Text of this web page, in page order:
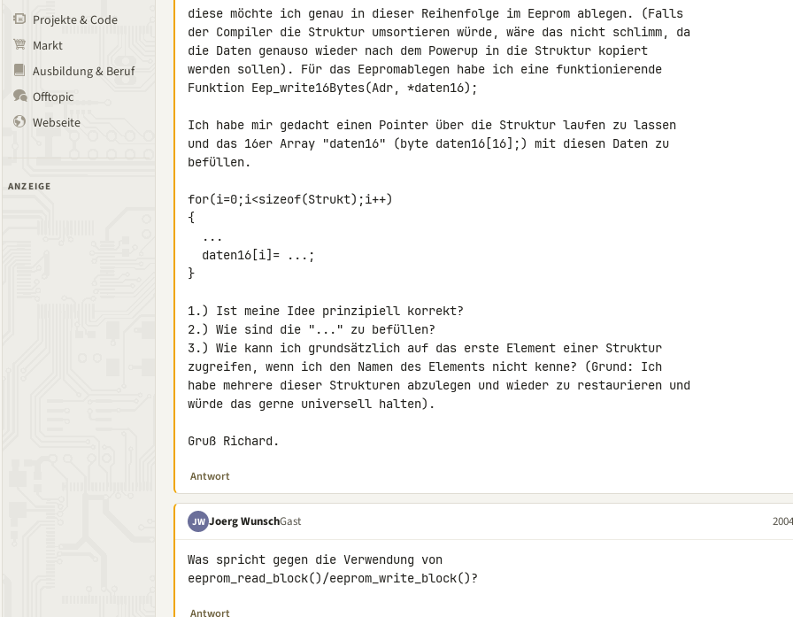
Projekte & Code
Markt
Ausbildung & Beruf
Offtopic
Webseite
ANZEIGE
diese möchte ich genau in dieser Reihenfolge im Eeprom ablegen. (Falls
der Compiler die Struktur umsortieren würde, wäre das nicht schlimm, da
die Daten genauso wieder nach dem Powerup in die Struktur kopiert
werden sollen). Für das Eepromablegen habe ich eine funktionierende
Funktion Eep_write16Bytes(Adr, *daten16);
Ich habe mir gedacht einen Pointer über die Struktur laufen zu lassen
und das 16er Array "daten16" (byte daten16[16];) mit diesen Daten zu
befüllen.
for(i=0;i<sizeof(Strukt);i++)
{
}
1.) Ist meine Idee prinzipiell korrekt?
2.) Wie sind die "..." zu befüllen?
3.) Wie kann ich grundsätzlich auf das erste Element einer Struktur
zugreifen, wenn ich den Namen des Elements nicht kenne? (Grund: Ich
habe mehrere dieser Strukturen abzulegen und wieder zu restaurieren und
würde das gerne universell halten).
Gruß Richard.
Antwort
JW Joerg WunschGast
Was spricht gegen die Verwendung von
eeprom_read_block()/eeprom_write_block()?
Antwort